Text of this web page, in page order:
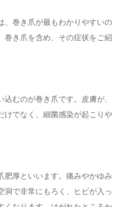
、巻き爪が最もわかりやすいの
巻き爪を含め、その症状をご紹
むのが巻き爪です。皮膚が、
けでなく、細菌感染が起こりや
肥厚といいます。痛みやかゆみ
洞で非常にもろく、ヒビが入っ